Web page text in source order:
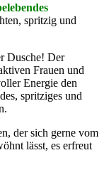
spritzig und
Dusche! Der
Frauen und
Energie den
spritziges und
der sich gerne vom
lässt, es erfreut